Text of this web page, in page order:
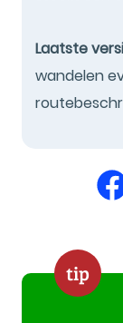
Laatste
wandelen
tip